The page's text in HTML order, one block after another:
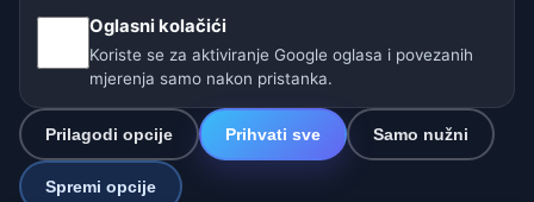
🌎 Latinska Amerika i Španjolska
🇮🇳 Južna i jugoistočna Azija
🌍 Međunarodna vremenska mreža
Operater: Spolek Minizoo.cz z.s. | IČO: 21135550 |
Oglasni kolačići
Koriste se za aktiviranje Google oglasa i povezanih
mjerenja samo nakon pristanka.
Prilagodi opcije Prihvati sve Samo nužni
Spremi opcije